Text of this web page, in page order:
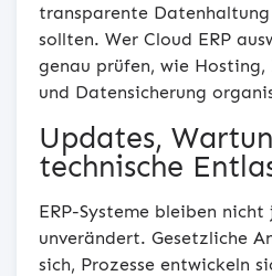
transparente
sollten. Wer Cloud ERP
genau prüfen, wie
und Datensicherung
Updates,
technische
ERP-Systeme bleiben nicht
unverändert. Gesetzliche
sich, Prozesse entwickeln